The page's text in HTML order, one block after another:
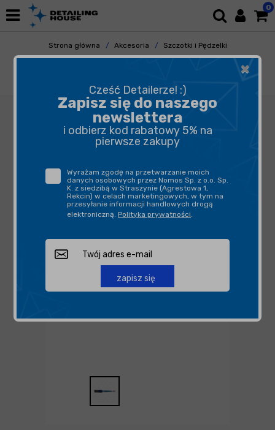
0
Strona główna Akcesoria
Szczotki i Pędzelki
Do Elementów Zewnętrznych
×
Cześć Detailerze! :)
Zapisz się do naszego
newslettera
i odbierz kod rabatowy 5% na
pierwsze zakupy
Wyrażam zgodę na przetwarzanie moich
danych osobowych przez Nomos Sp. z o.o. Sp.
K. z siedzibą w Straszynie (Agrestowa 1,
Rekcin) w celach marketingowych, w tym na
przesyłanie informacji handlowych drogą
elektroniczną. Polityka prywatności.
zapisz się